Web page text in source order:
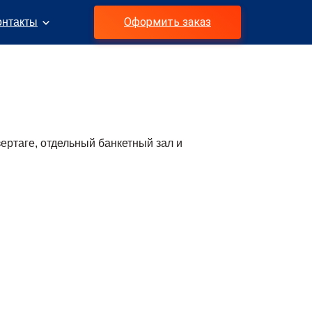
Оформить заказ
отдельный банкетный зал и